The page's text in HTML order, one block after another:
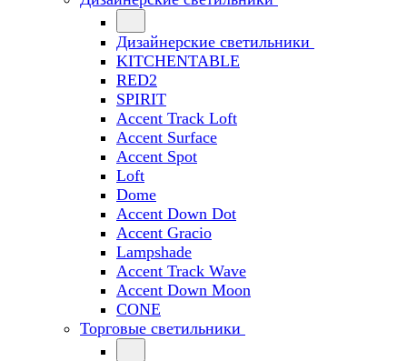
Дизайнерские светильники
KITCHENTABLE
RED2
SPIRIT
Accent Track Loft
Accent Surface
Accent Spot
Loft
Dome
Accent Down Dot
Accent Gracio
Lampshade
Accent Track Wave
Accent Down Moon
CONE
Торговые светильники